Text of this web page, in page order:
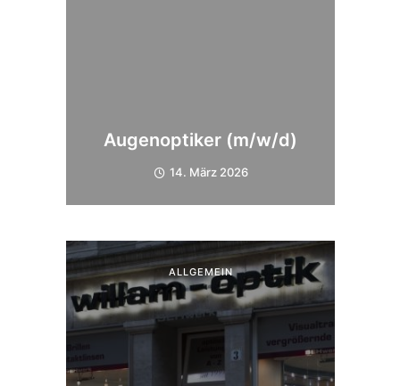
Augenoptiker (m/w/d)
14. März 2026
ALLGEMEIN